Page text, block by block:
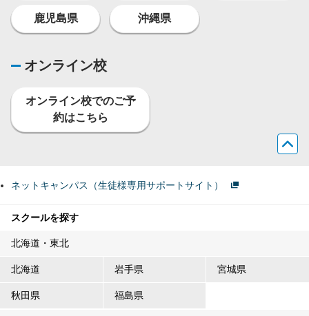
鹿児島県 沖縄県
オンライン校
オンライン校でのご予
約はこちら
ネットキャンパス（生徒様専用サポートサイト）
スクールを探す
北海道・東北
北海道 岩手県 宮城県
秋田県 福島県